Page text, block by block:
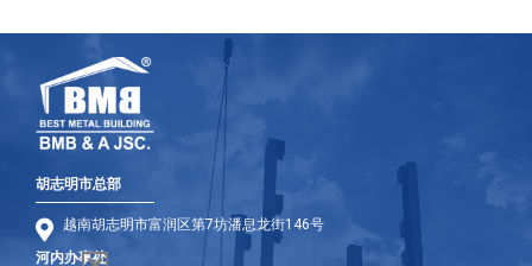
胡志明市总部
越南胡志明市富润区第7坊潘息龙街146号
河内办事处